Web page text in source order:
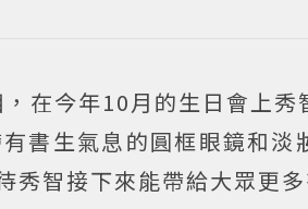
在今年10月的生日會上秀
書生氣息的圓框眼鏡和淡
智接下來能帶給大眾更